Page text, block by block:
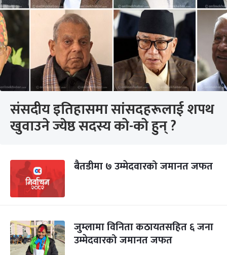
संसदीय इतिहासमा सांसदहरूलाई शपथ
खुवाउने ज्येष्ठ सदस्य को-को हुन् ?
बैतडीमा ७ उम्मेदवारको जमानत जफत
जुम्लामा विनिता कठायतसहित ६ जना
उम्मेदवारको जमानत जफत